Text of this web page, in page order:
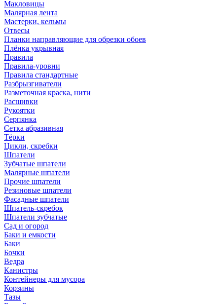
Макловицы
Малярная лента
Мастерки, кельмы
Отвесы
Планки направляющие для обрезки обоев
Плёнка укрывная
Правила
Правила-уровни
Правила стандартные
Разбрызгиватели
Разметочная краска, нити
Расшивки
Рукоятки
Серпянка
Сетка абразивная
Тёрки
Цикли, скребки
Шпатели
Зубчатые шпатели
Малярные шпатели
Прочие шпатели
Резиновые шпатели
Фасадные шпатели
Шпатель-скребок
Шпатели зубчатые
Сад и огород
Баки и емкости
Баки
Бочки
Ведра
Канистры
Контейнеры для мусора
Корзины
Тазы